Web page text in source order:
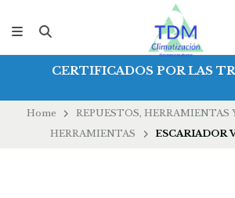
CERTIFICADOS POR LAS
Home
REPUESTOS, HERRAMIENTAS
HERRAMIENTAS
ESCARIADOR